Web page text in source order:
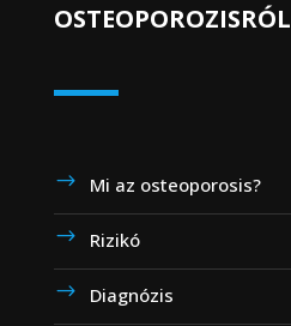
OSTEOPOROZISRÓL
Mi az osteoporosis?
Rizikó
Diagnózis